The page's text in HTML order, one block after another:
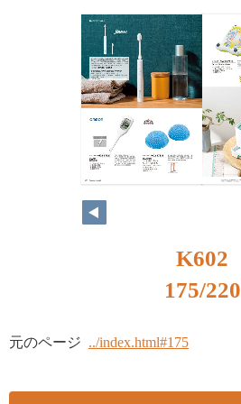
K602
175/220
元のページ ../index.html#175